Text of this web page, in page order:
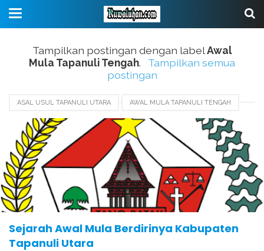
Tampilkan postingan dengan labelAwal
Mula Tapanuli Tengah.
Tampilkan semua
postingan
ASAL USUL TAPANULI UTARA AWAL MULA TAPANULI TENGAH
SEJARAH SEJARAH TAPANULI SELATAN
TERBENTUKNYA TAPANULI UTARA
Sejarah Awal Mula Berdirinya Kabupaten
Tapanuli Utara